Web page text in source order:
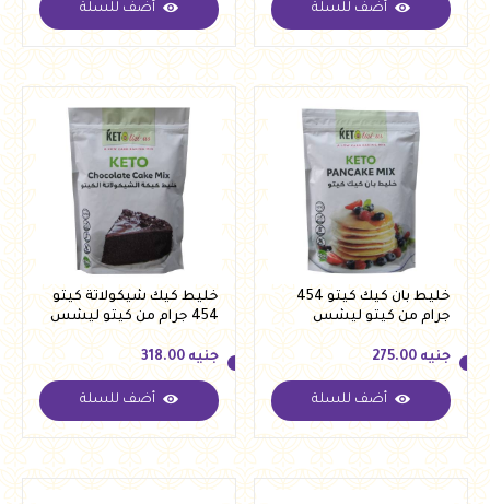
جنيه
أضف للسلة
جنيه
أضف للسلة
خليط بان كيك كيتو 454
جرام من كيتو ليشس
جنيه
جنيه 275.00
أضف للسلة
خليط كيك شيكولاتة كيتو
454 جرام من كيتو ليشس
جنيه
جنيه 318.00
أضف للسلة